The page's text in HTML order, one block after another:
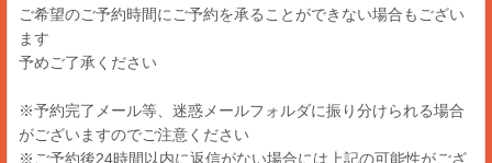
ご希望のご予約時間にご予約を承ることができない場合もござい
ます
予めご了承ください
※予約完了メール等、迷惑メールフォルダに振り分けられる場合
がございますのでご注意ください
※ご予約後24時間以内に返信がない場合には上記の可能性がござ